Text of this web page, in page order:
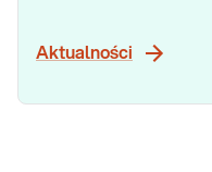
Aktualności